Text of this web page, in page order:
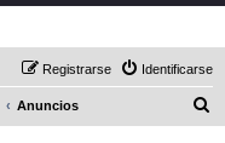
Identificarse
Registrarse
Anuncios